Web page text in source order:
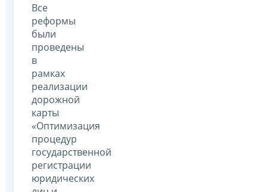
Все
реформы
были
проведены
в
рамках
реализации
дорожной
карты
«Оптимизация
процедур
государственной
регистрации
юридических